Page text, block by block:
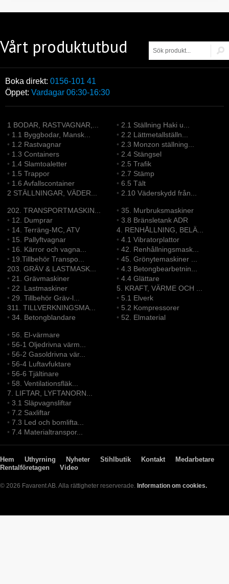
Vårt produktutbud
Boka direkt: 0156-101 41
Öppet: Vardagar 06:30-16:30
1 BODAR, RASTVAGNAR,...
• 1.1 Byggbodar, Mansk...
• 1.2 Rastvagnar
• 1.3 Containers
• 1.4 Slamtoaletter
• 1.5 Trappor
• 1.6 Avfallscontainer
2 STÄLLNINGAR, VÄDER...
• 2.1 Ställning Haki u...
• 2.2 Lättmetallställn...
• 2.3 Monzon ställning...
• 2.4 Stängsel
• 2.5 Trafik
• 2.7 Stämp
•6.5 Tält
• 2.10 Väderskydd från...
202. TRANSPORTMASKIN...
• 12. Dumprar
• 14. Terräng-MC, ATV
• 15. Pallyftvagnar
• 16. Kärror och vagna...
• 19.Tillbehör Transpo...
203. GRÄV & LASTMASK...
• 21. Grävmaskiner
• 22. Lastmaskiner
• 29. Tillbehör Gräv-l...
311. TILLVERKNINGSMA...
•34. Betongblandare
•35. Murbruksmaskiner
•3.8 Bränsletank ADR
4. RENHÅLLNING, BELÄ...
•4.1 Vibratorplattor
•42. Renhållningsmask...
•45. Grönytemaskiner ...
•4.3 Betongbearbetnin...
•4.4 Glättare
5. KRAFT, VÄRME OCH ...
• 5.1 Elverk
• 5.2 Kompressorer
• 52. Elmaterial
• 56. El-värmare
• 56-1 Oljedrivna värm...
• 56-2 Gasoldrivna vär...
• 56-4 Luftavfuktare
• 56-6 Tjältinare
• 58. Ventilationsfläk...
7. LIFTAR, LYFTANORN...
•3.1 Släpvagnsliftar
•7.2 Saxliftar
•7.3 Led och bomlifta...
•7.4 Materialtranspor...
Hem Uthyrning Nyheter Stihlbutik Kontakt
Medarbetare
Rentalföretagen
Video
© 2026 Favarent AB. Alla rättigheter reserverade. Information om cookies.